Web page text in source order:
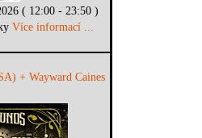
( 12:00 - 23:50 )
Více informací ...
+ Wayward Caines